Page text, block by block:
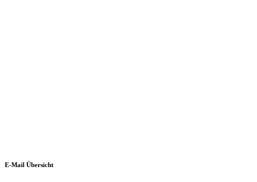
E-Mail Übersicht